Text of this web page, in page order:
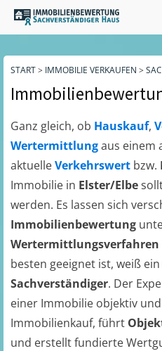
START> IMMOBILIE VERKAUFEN >
Ganz gleich, ob Hauskauf,
Wertermittlungaus einem
aktuelleVerkehrswert bzw.
Immobilie in Elster/Elbe
werden. Es lassen sich
Immobilienbewertung
Wertermittlungsverfahren
besten geeignet ist, weiß ein
Sachverständiger. Der
einer Immobilie objektiv
Immobilienkauf, führt
und erstellt fundierte